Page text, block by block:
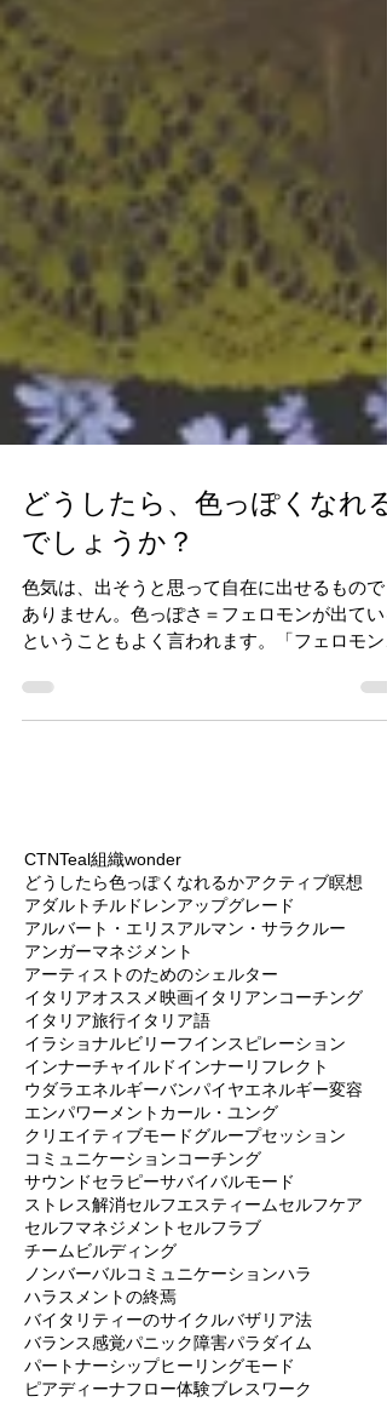
どうしたら、色っぽくなれる
でしょうか？
色気は、出そうと思って自在に出せるもので
ということもよく言われます。「フェロモン
出すためには恋をしましょう。」という意見
CTNTeal組織wonder
どうしたら色っぽくなれるか アクティブ瞑想
アダルトチルドレン アップグレード
アルバート・エリスアルマン・サラクルー
アンガーマネジメント
アーティストのためのシェルター
イタリアオススメ映画イタリアンコーチング
イタリア旅行イタリア語
イラショナルビリーフインスピレーション
インナーチャイルドインナーリフレクト
ウダラエネルギーバンパイヤエネルギー変容
エンパワーメント カール・ユング
クリエイティブモードグループセッション
コミュニケーションコーチング
サウンドセラピー サバイバルモード
ストレス解消セルフエスティーム
セルフマネジメントセルフラブ
チームビルディング
ノンバーバルコミュニケーション ハラ
ハラスメントの終焉
バイタリティーのサイクルバザリア法
バランス感覚パニック障害 パラダイム